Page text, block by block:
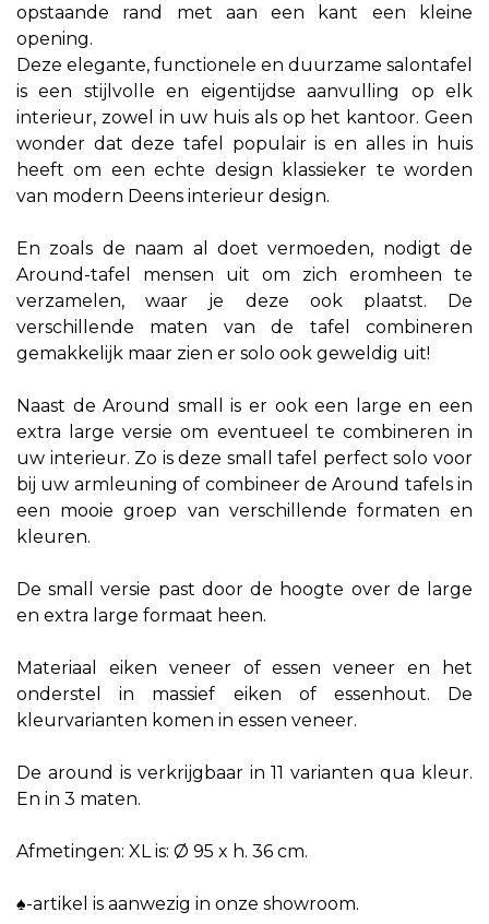
opstaande rand met aan een kant een kleine
opening.
Deze elegante, functionele en duurzame salontafel
is een stijlvolle en eigentijdse aanvulling op elk
interieur, zowel in uw huis als op het kantoor. Geen
wonder dat deze tafel populair is en alles in huis
heeft om een echte design klassieker te worden
van modern Deens interieur design.
En zoals de naam al doet vermoeden, nodigt de
Around-tafel mensen uit om zich eromheen te
verzamelen, waar je deze ook plaatst. De
verschillende maten van de tafel combineren
gemakkelijk maar zien er solo ook geweldig uit!
Naast de Around small is er ook een large en een
extra large versie om eventueel te combineren in
uw interieur. Zo is deze small tafel perfect solo voor
bij uw armleuning of combineer de Around tafels in
een mooie groep van verschillende formaten en
kleuren.
De small versie past door de hoogte over de large
en extra large formaat heen.
Materiaal eiken veneer of essen veneer en het
onderstel in massief eiken of essenhout. De
kleurvarianten komen in essen veneer.
De around is verkrijgbaar in 11 varianten qua kleur.
En in 3 maten.
Afmetingen: XL is: Ø 95 x h. 36 cm.
♠-artikel is aanwezig in onze showroom.